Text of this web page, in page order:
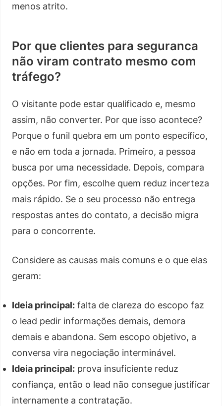
menos atrito.
Por que clientes para seguranca
não viram contrato mesmo com
tráfego?
O visitante pode estar qualificado e, mesmo
assim, não converter. Por que isso acontece?
Porque o funil quebra em um ponto específico,
e não em toda a jornada. Primeiro, a pessoa
busca por uma necessidade. Depois, compara
opções. Por fim, escolhe quem reduz incerteza
mais rápido. Se o seu processo não entrega
respostas antes do contato, a decisão migra
para o concorrente.
Considere as causas mais comuns e o que elas
geram:
Ideia principal: falta de clareza do escopo faz
o lead pedir informações demais, demora
demais e abandona. Sem escopo objetivo, a
conversa vira negociação interminável.
Ideia principal: prova insuficiente reduz
confiança, então o lead não consegue justificar
internamente a contratação.